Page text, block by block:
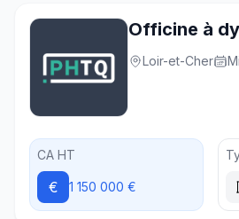
Officine à
Loir-et-Cher
CA HT
€ 1 150 000 €